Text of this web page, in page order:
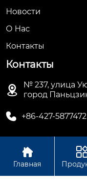
Новости
О Hас
Контакты
Контакты

№ 237, улица
город
 +86-427-5877472
Авторское
Энергосберегающее

Главная